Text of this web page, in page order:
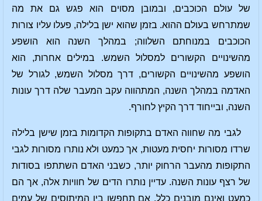
של עולם הכוכבים, ובמובן מסוים הוא פגש גם את מה
שמתרחש בעולם ההוא. בזמן שהוא ישן בלילה, פעלו עליו צורות
הכוכבים במנוחתם השלווה; במהלך השנה הוא הושפע
מהשינויים הקשורים למסלול השמש. במילים אחרות, הוא
הושפע מהשינויים הקשורים, דרך מסלול השמש, לגורל של
האדמה במהלך השנה, המתהווה עקב המעבר שלה דרך עונות
השנה, ובייחוד דרך הקיץ לחורף.
לגבי מה שחווה האדם בתקופות הקדומות בזמן שישן בלילה
שרדו מסורות יחסית מעטות, אך כמעט ולא נותרו מסורות לגבי
התקופות מהעבר הרחוק יותר, כשבני האדם השתתפו בסודות
של רצף עונות השנה. עדיין נותרו הדים של חוויות אלה, אך הם
כמעט ואינם מובנים כלל. אם תחפשו בין המיתוסים של עמים